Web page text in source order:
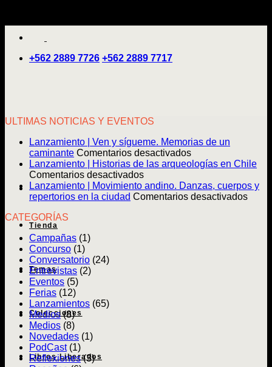
+562 2889 7726 +562 2889 7717
Tienda
Temas
Colecciones
Libros Liberados
ULTIMAS NOTICIAS Y EVENTOS
Lanzamiento | Ven y sígueme. Memorias de un
caminante Comentarios desactivadosen
Lanzamiento
Ven
y
Lanzamiento | Historias de las arqueologías en Chile
Comentarios desactivadosen
Lanzamiento
|
Lanzamiento | Movimiento andino. Danzas, cuerpos y
repertorios en la ciudad Comentarios desactivadosen
CATEGORÍAS
Campañas (1)
Concurso (1)
Conversatorio (24)
Entrevistas (2)
Eventos (5)
Ferias (12)
Lanzamientos (65)
Medios(8)
Medios (8)
Novedades (1)
PodCast(1)
Reflexiones(3)